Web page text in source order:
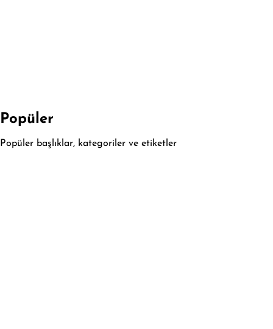
Popüler
Popüler başlıklar, kategoriler ve etiketler